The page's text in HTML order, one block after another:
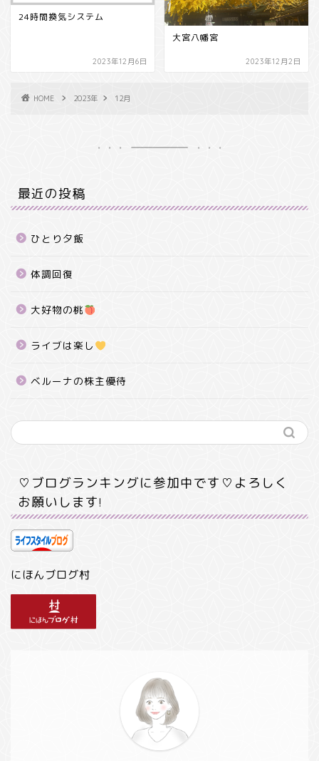
24時間換気システム
2023年12月6日
大宮八幡宮
2023年12月2日
HOME 2023年 12月
最近の投稿
ひとり夕飯
体調回復
大好物の桃
ライブは楽し
ベルーナの株主優待
♡ブログランキングに参加中です♡よろしく
お願いします!
にほんブログ村